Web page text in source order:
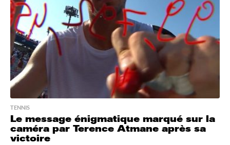
TENNIS
Le message énigmatique marqué sur la
caméra par Terence Atmane après sa
victoire